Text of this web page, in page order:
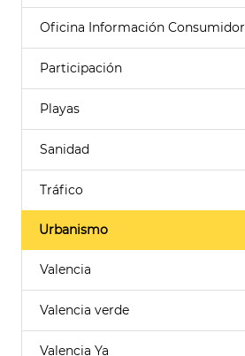
Oficina Información Consumidor
Participación
Playas
Sanidad
Tráfico
Urbanismo
Valencia
Valencia verde
Valencia Ya